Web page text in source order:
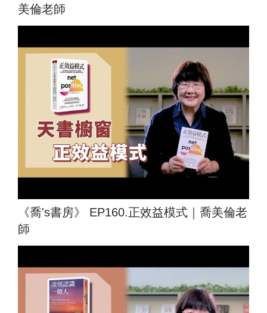
美倫老師
《喬's書房》 EP160.正效益模式｜喬美倫老
師